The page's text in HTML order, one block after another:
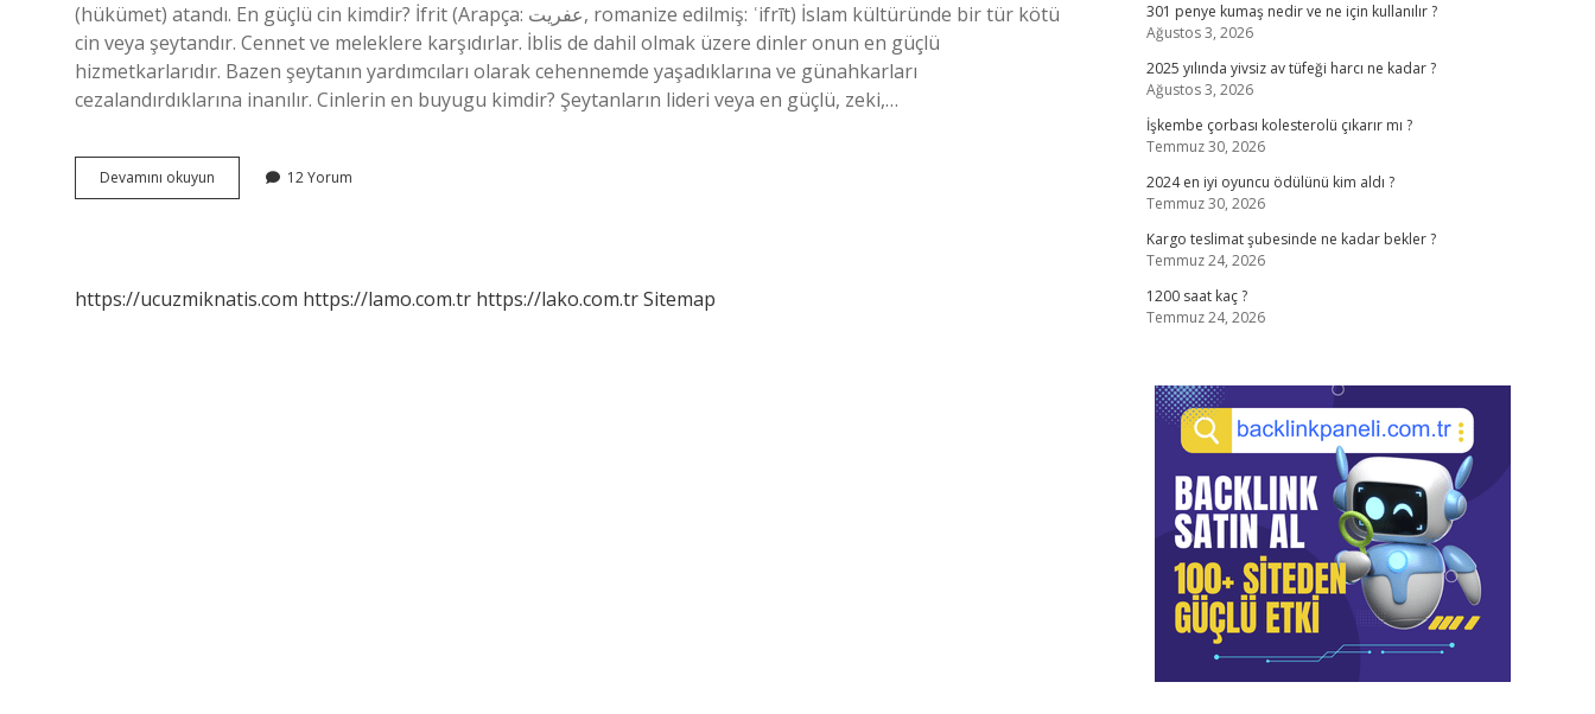
(hükümet) atandı. En güçlü cin kimdir? İfrit (Arapça: عفريت‎, romanize edilmiş: ʿifrīt) İslam kültüründe bir tür kötü
cin veya şeytandır. Cennet ve meleklere karşıdırlar. İblis de dahil olmak üzere dinler onun en güçlü
hizmetkarlarıdır. Bazen şeytanın yardımcıları olarak cehennemde yaşadıklarına ve günahkarları
cezalandırdıklarına inanılır. Cinlerin en buyugu kimdir? Şeytanların lideri veya en güçlü, zeki,…
Devamını okuyun
Ilk
12 Yorum
https://ucuzmiknatis.com https://lamo.com.tr https://lako.com.trSitemap
301 penye kumaş nedir ve ne için kullanılır ?
Ağustos 3, 2026
2025 yılında yivsiz av tüfeği harcı ne kadar ?
Ağustos 3, 2026
İşkembe çorbası kolesterolü çıkarır mı ?
Temmuz 30, 2026
2024 en iyi oyuncu ödülünü kim aldı ?
Temmuz 30, 2026
Kargo teslimat şubesinde ne kadar bekler ?
Temmuz 24, 2026
1200 saat kaç ?
Temmuz 24, 2026